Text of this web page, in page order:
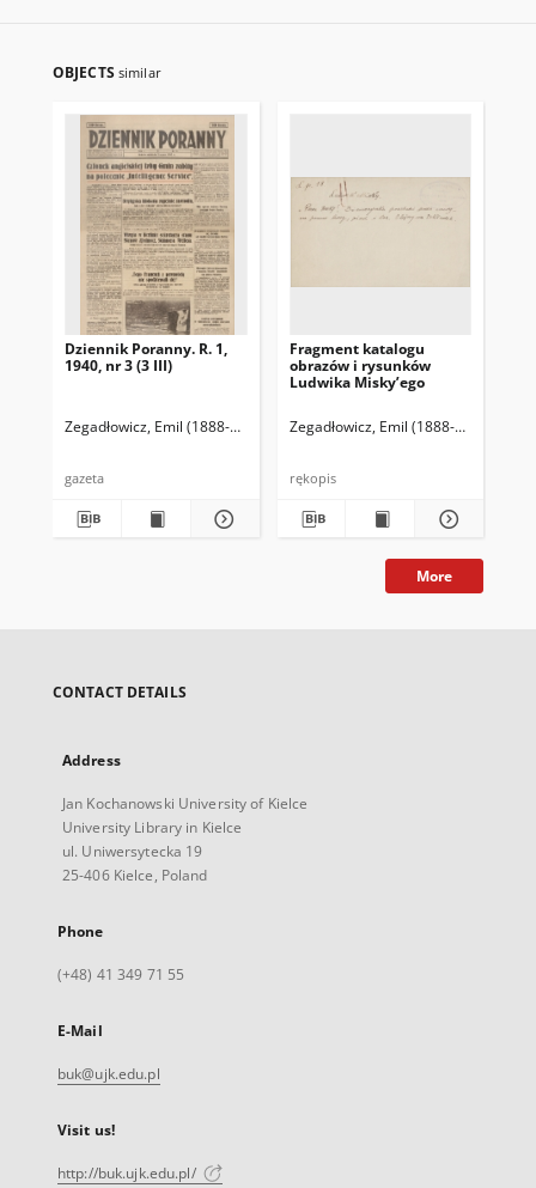
OBJECTS similar
Dziennik Poranny. R. 1,
1940, nr 3 (3 III)
Zegadłowicz, Emil (1888-1941) Reischer Leopold (red. naczelny)
gazeta
Fragment katalogu
obrazów i rysunków
Ludwika Misky’ego
Zegadłowicz, Emil (1888-1941)
rękopis
More
CONTACT DETAILS
Address
Jan Kochanowski University of Kielce
University Library in Kielce
ul. Uniwersytecka 19
25-406 Kielce, Poland
Phone
(+48) 41 349 71 55
E-Mail
buk@ujk.edu.pl
Visit us!
http://buk.ujk.edu.pl/